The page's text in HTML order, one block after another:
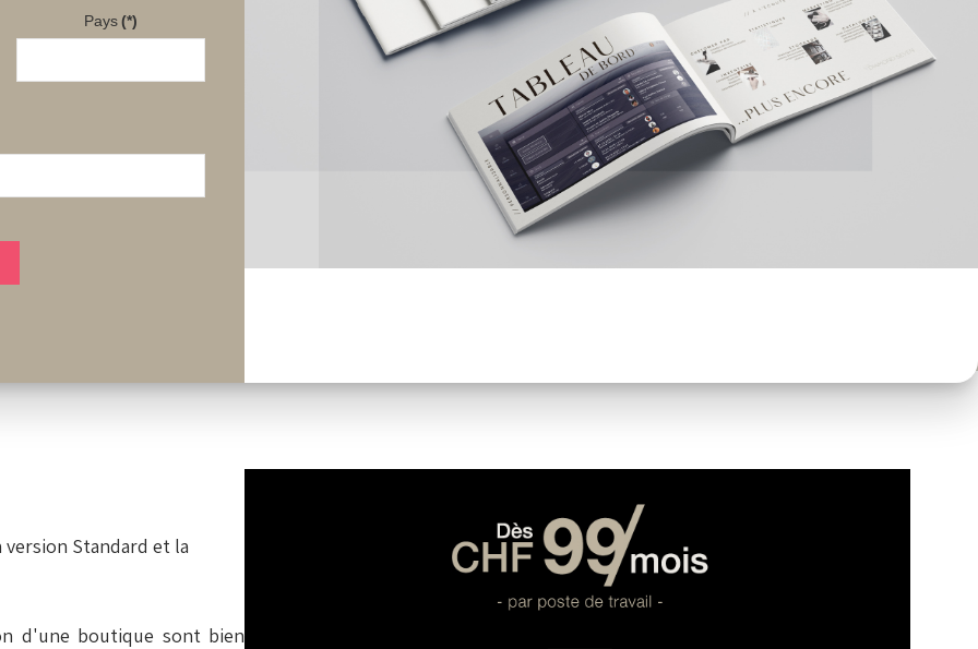
Voir l'option
version Standard et la
d'une boutique sont bien
Pays(*)